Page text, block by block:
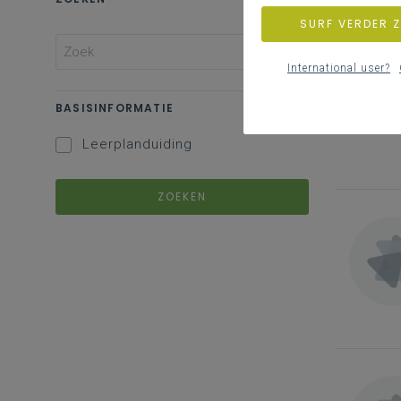
BASISINFORMATIE
Leerplanduiding
ZOEKEN
SURF VERDER
International user?